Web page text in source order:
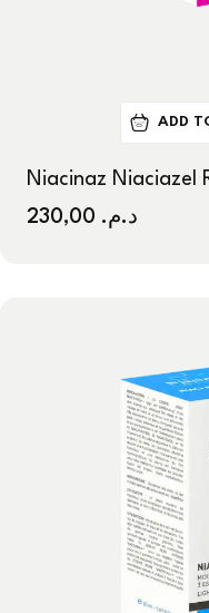
ADD
Niacinaz Niaciazel
د.م.